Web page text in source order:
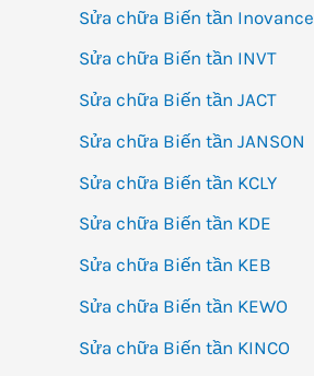
Sửa chữa Biến tần Inovance
Sửa chữa Biến tần INVT
Sửa chữa Biến tần JACT
Sửa chữa Biến tần JANSON
Sửa chữa Biến tần KCLY
Sửa chữa Biến tần KDE
Sửa chữa Biến tần KEB
Sửa chữa Biến tần KEWO
Sửa chữa Biến tần KINCO